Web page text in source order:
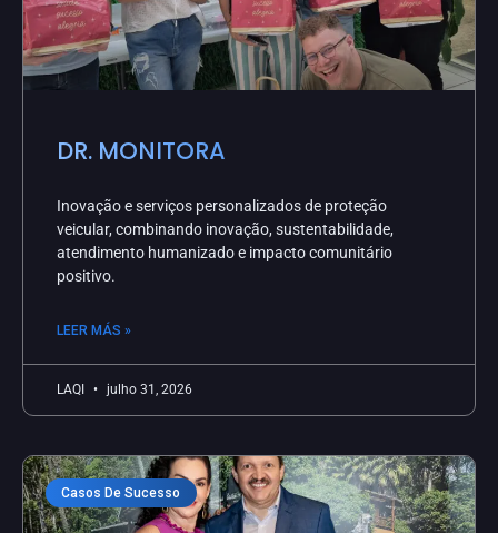
DR. MONITORA
Inovação e serviços personalizados de proteção
veicular, combinando inovação, sustentabilidade,
atendimento humanizado e impacto comunitário
positivo.
LEER MÁS »
LAQI julho 31, 2026
Casos De Sucesso